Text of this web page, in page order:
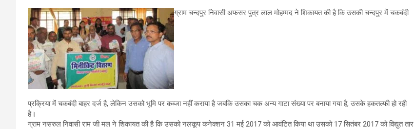
ग्राम चन्दपुर निवासी अफसर पुत्र लाल मोहम्मद ने शिकायत की है कि उसकी चन्दपुर में चकबंदी
प्रक्रिया में चकबंदी बाहर दर्ज है, लेकिन उसको भूमि पर कब्जा नहीं कराया है जबकि उसका चक अन्य गाटा संख्या पर बनाया गया है, उसके हकतल्फी हो रही
है।
ग्राम नसरुल निवासी राम जी मल ने शिकायत की है कि उसको नलकूप कनेक्शन 31 मई 2017 को आवंटित किया था उसको 17 सितंबर 2017 को विद्युत तार